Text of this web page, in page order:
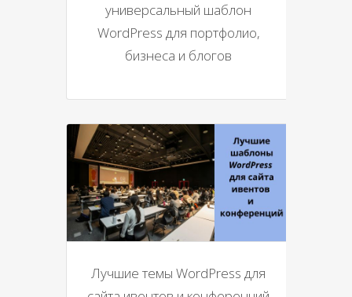
универсальный шаблон
WordPress для портфолио,
бизнеса и блогов
Лучшие темы WordPress для